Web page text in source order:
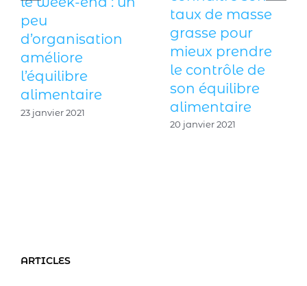
peu
d’organisation
améliore
l’équilibre
alimentaire
23 janvier 2021
taux de masse
grasse pour
mieux prendre
le contrôle de
son équilibre
alimentaire
20 janvier 2021
ARTICLES